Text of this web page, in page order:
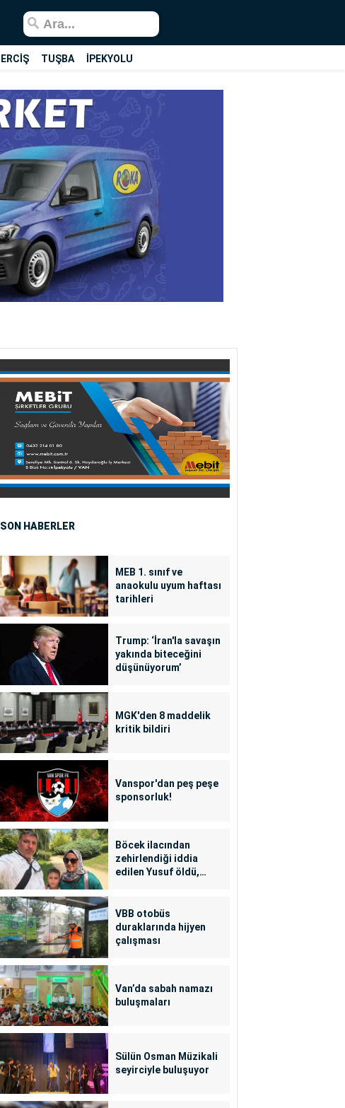
ERCİŞ TUŞBA İPEKYOLU
SON HABERLER
MEB 1. sınıf ve
anaokulu uyum haftası
tarihleri
Trump: ‘İran'la savaşın
yakında biteceğini
düşünüyorum’
MGK'den 8 maddelik
kritik bildiri
Vanspor'dan peş peşe
sponsorluk!
Böcek ilacından
zehirlendiği iddia
edilen Yusuf öldü,
VBB otobüs
duraklarında hijyen
çalışması
Van’da sabah namazı
buluşmaları
Sülün Osman Müzikali
seyirciyle buluşuyor